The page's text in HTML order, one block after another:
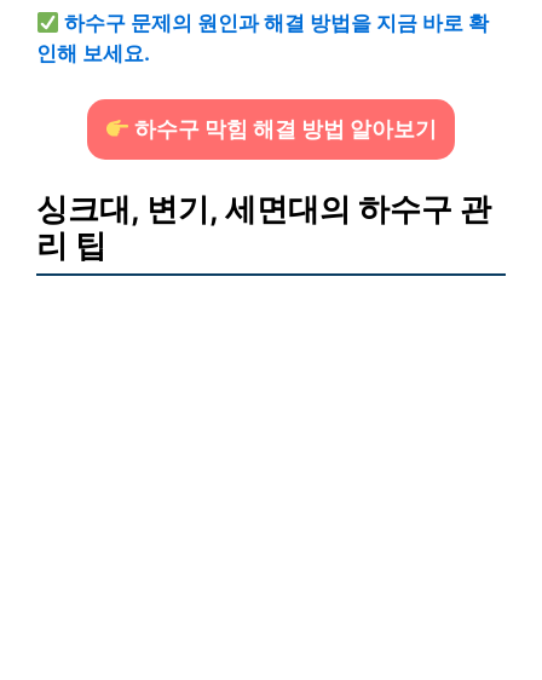
하수구 문제의 원인과 해결 방법을 지금 바로 확
인해 보세요.
하수구 막힘 해결 방법 알아보기
싱크대, 변기, 세면대의 하수구 관
리 팁